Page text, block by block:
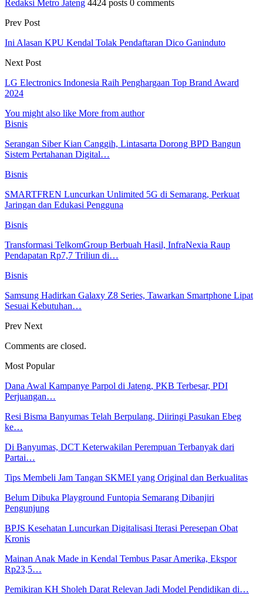
Redaksi Metro Jateng 4424 posts 0 comments
Prev Post
Ini Alasan KPU Kendal Tolak Pendaftaran Dico Ganinduto
Next Post
LG Electronics Indonesia Raih Penghargaan Top Brand Award
2024
You might also like More from author
Bisnis
Serangan Siber Kian Canggih, Lintasarta Dorong BPD Bangun
Sistem Pertahanan Digital…
Bisnis
SMARTFREN Luncurkan Unlimited 5G di Semarang, Perkuat
Jaringan dan Edukasi Pengguna
Bisnis
Transformasi TelkomGroup Berbuah Hasil, InfraNexia Raup
Pendapatan Rp7,7 Triliun di…
Bisnis
Samsung Hadirkan Galaxy Z8 Series, Tawarkan Smartphone Lipat
Sesuai Kebutuhan…
Prev Next
Comments are closed.
Most Popular
Dana Awal Kampanye Parpol di Jateng, PKB Terbesar, PDI
Perjuangan…
Resi Bisma Banyumas Telah Berpulang, Diiringi Pasukan Ebeg
ke…
Di Banyumas, DCT Keterwakilan Perempuan Terbanyak dari
Partai…
Tips Membeli Jam Tangan SKMEI yang Original dan Berkualitas
Belum Dibuka Playground Funtopia Semarang Dibanjiri
Pengunjung
BPJS Kesehatan Luncurkan Digitalisasi Iterasi Peresepan Obat
Kronis
Mainan Anak Made in Kendal Tembus Pasar Amerika, Ekspor
Rp23,5…
Pemikiran KH Sholeh Darat Relevan Jadi Model Pendidikan di…